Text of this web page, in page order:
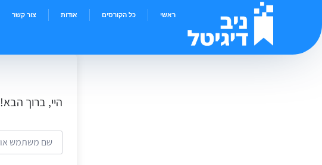
ראשי כל הקורסים אודות צור קשר
היי, ברוך הבא!